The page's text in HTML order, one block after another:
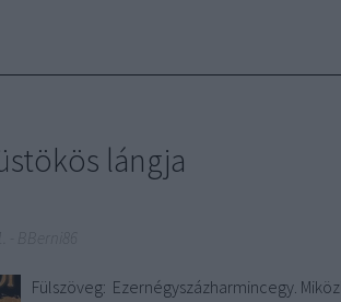
lángja
Fülszöveg: Ezernégyszázharmincegy.